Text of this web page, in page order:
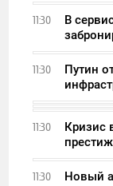
11:30
В
11:30
Путин
11:30
Кризис
11:30
Новый